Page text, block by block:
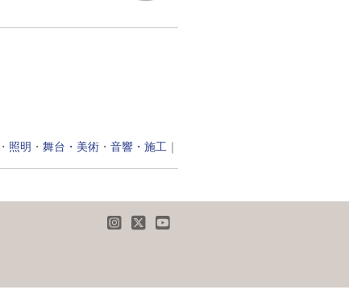
・ 照明 ・ 舞台・美術 ・ 音響・施工 ｜